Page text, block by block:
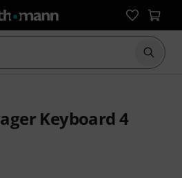
Suche
Keyboard 4
aus 19 Kundenbewertungen